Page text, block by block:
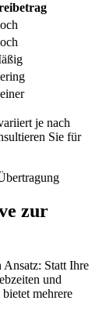
je nach
Sie für
zur
Ansatz: Statt Ihre
und
mehrere